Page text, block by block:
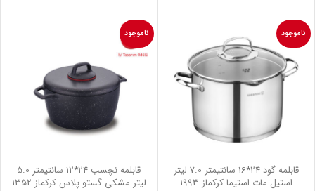
ناموجود
قابلمه گود 24*16 سانتیمتر 7.0 لیتر
استیل مات استیما کرکماز 1993
ناموجود
قابلمه نچسب 24*12 سانتیمتر 5.0
لیتر مشکی گستو پلاس کرکماز 1352